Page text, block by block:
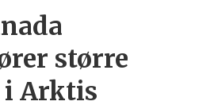
større
i Arktis